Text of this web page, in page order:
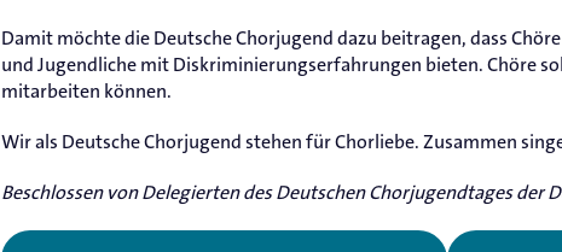
Damit möchte die Deutsche Chorjugend dazu beitragen, dass
und Jugendliche mit Diskriminierungserfahrungen bieten. Chöre
mitarbeiten können.
Wir als Deutsche Chorjugend stehen für Chorliebe. Zusammen
Beschlossen von Delegierten des Deutschen Chorjugendtages der